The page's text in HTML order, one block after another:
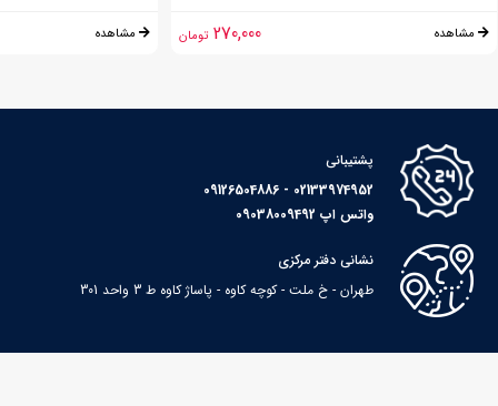
مشاهده 270,000 تومان مشاهده
پشتیبانی
02133974952 - 09126504886
واتس اپ 09038009492
نشانی دفتر مرکزی
طهران - خ ملت - کوچه کاوه - پاساژ کاوه ط 3 واحد 301